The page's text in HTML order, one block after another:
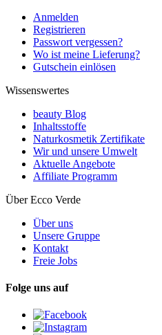
Anmelden
Registrieren
Passwort vergessen?
Wo ist meine Lieferung?
Gutschein einlösen
Wissenswertes
beauty Blog
Inhaltsstoffe
Naturkosmetik Zertifikate
Wir und unsere Umwelt
Aktuelle Angebote
Affiliate Programm
Über Ecco Verde
Über uns
Unsere Gruppe
Kontakt
Freie Jobs
Folge uns auf